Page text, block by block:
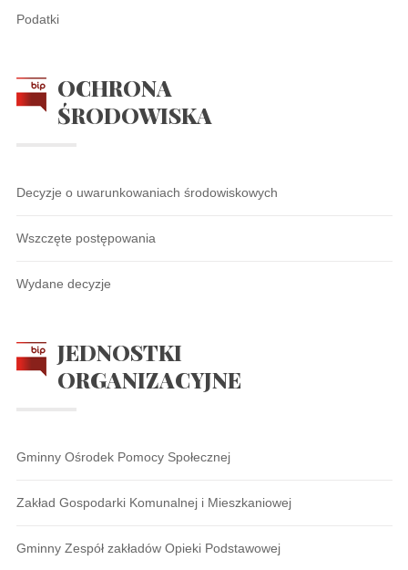
Podatki
OCHRONA
ŚRODOWISKA
Decyzje o uwarunkowaniach środowiskowych
Wszczęte postępowania
Wydane decyzje
JEDNOSTKI
ORGANIZACYJNE
Gminny Ośrodek Pomocy Społecznej
Zakład Gospodarki Komunalnej i Mieszkaniowej
Gminny Zespół zakładów Opieki Podstawowej